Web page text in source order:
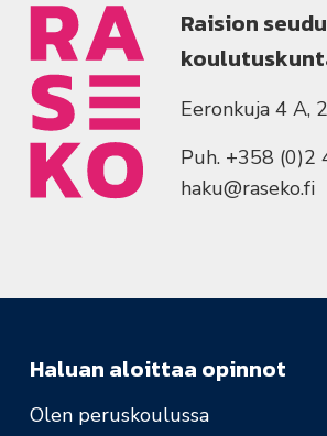
Raision
Eeronkuja 4 A,
Puh. +358 (0)2
haku@raseko.fi
Haluan aloittaa opinnot
Olen peruskoulussa